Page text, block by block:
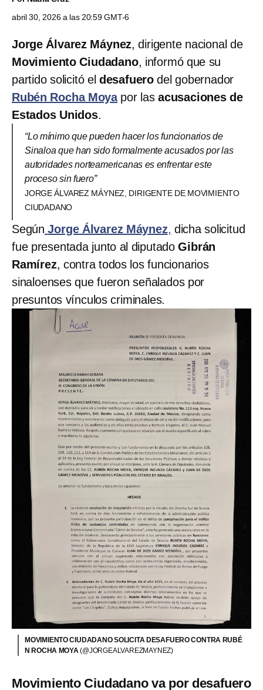
abril 30, 2026 a las 20:59 GMT-6
Jorge Álvarez Máynez, dirigente nacional de
Movimiento Ciudadano, informó que su
partido solicitó el desafuero del gobernador
Rubén Rocha Moyapor las acusaciones de
Estados Unidos.
“Lo mínimo que pueden hacer los funcionarios de
Sinaloa que han sido formalmente acusados por las
autoridades norteamericanas es enfrentar este
proceso sin fuero”
JORGE ÁLVAREZ MÁYNEZ, DIRIGENTE DE MOVIMIENTO
CIUDADANO
Según Jorge Álvarez Máynez, dicha solicitud
fue presentada junto al diputadoGibrán
Ramírez, contra todos los funcionarios
sinaloenses que fueron señalados por
presuntos vínculos criminales.
MOVIMIENTO CIUDADANO SOLICITA DESAFUERO CONTRA RUBÉ
N ROCHA MOYA(@JORGEALVAREZMAYNEZ)
Movimiento Ciudadano va por desafuero